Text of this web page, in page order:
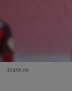
brann.no